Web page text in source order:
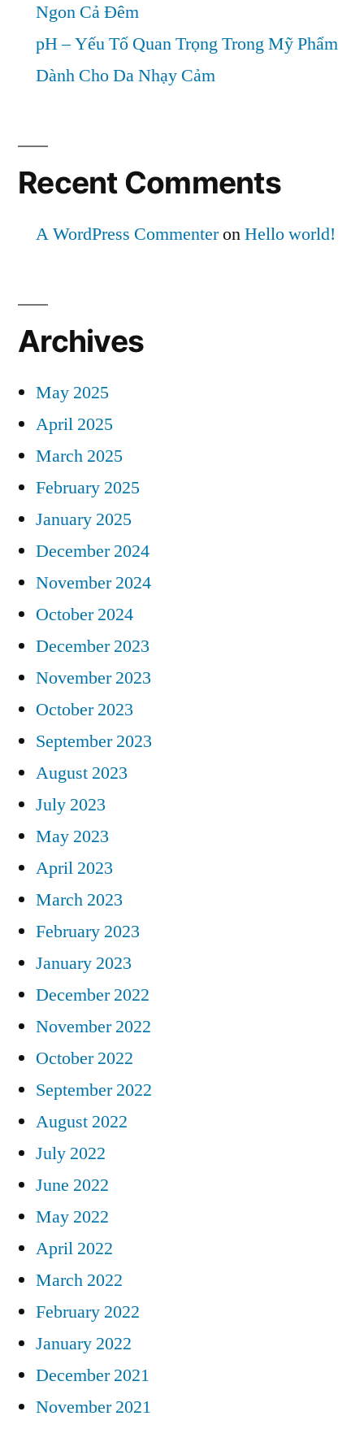
Ngon Cả Đêm
pH – Yếu Tố Quan Trọng Trong Mỹ Phẩm
Dành Cho Da Nhạy Cảm
Recent Comments
A WordPress CommenteronHello world!
Archives
May 2025
April 2025
March 2025
February 2025
January 2025
December 2024
November 2024
October 2024
December 2023
November 2023
October 2023
September 2023
August 2023
July 2023
May 2023
April 2023
March 2023
February 2023
January 2023
December 2022
November 2022
October 2022
September 2022
August 2022
July 2022
June 2022
May 2022
April 2022
March 2022
February 2022
January 2022
December 2021
November 2021